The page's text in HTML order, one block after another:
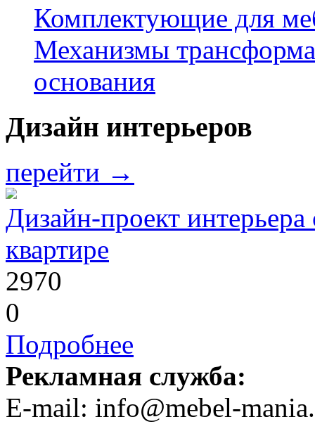
Комплектующие для
Механизмы
основания
Дизайн интерьеров
перейти →
Дизайн-проект
квартире
2970
0
Подробнее
Рекламная служба:
E-mail: info@mebel-